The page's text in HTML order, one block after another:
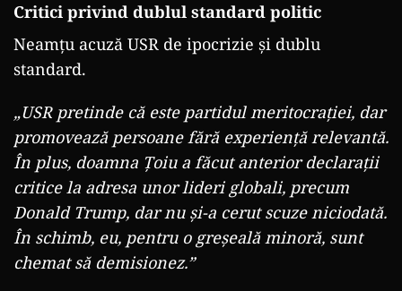
Critici privind dublul standard politic
Neamțu acuză USR de ipocrizie și dublu
standard.
„USR pretinde că este partidul meritocrației, dar
promovează persoane fără experiență relevantă.
În plus, doamna Țoiu a făcut anterior declarații
critice la adresa unor lideri globali, precum
Donald Trump, dar nu și-a cerut scuze niciodată.
În schimb, eu, pentru o greșeală minoră, sunt
chemat să demisionez.”